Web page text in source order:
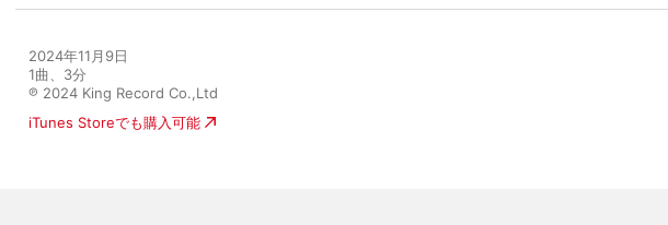
2024年11月9日
1曲、3分
℗ 2024 King Record Co.,Ltd
iTunes Storeでも購入可能